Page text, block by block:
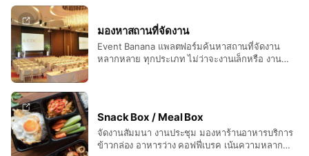
มองหาสถานที่จัดงาน
Event Banana แพลตฟอร์มค้นหาสถานที่จัดงาน
หลากหลาย ทุกประเภท ไม่ว่าจะงานเล็กหรือ งาน
Snack Box / Meal Box
จัดงานสัมมนา งานประชุม มองหาร้านอาหารบริการ
ข้าวกล่อง อาหารว่าง คอฟฟี่เบรค เน้นความหลาก